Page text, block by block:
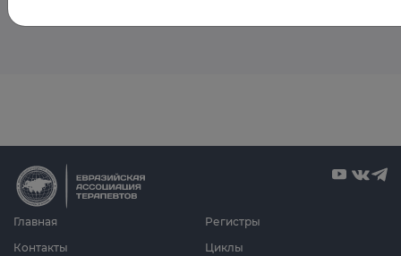
Главная
Циклы
Регистры
Контакты